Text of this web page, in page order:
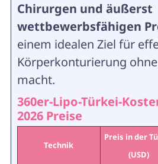
Chirurgen und äußerst
wettbewerbsfähigen
einem idealen Ziel für
Körperkonturierung
macht.
360er-Lipo-Türkei-
2026 Preise
Technik
Preis in der
(USD)